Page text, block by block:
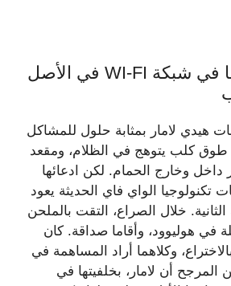
كانت مساهمتها في شبكة WI-FI في الأصل
هيدي لامار بمثابة حلول للمشاكل
طوق كلب يتوهج في الظلام، ومقعد
وخارج الحمام. لكن ادعائها
تكنولوجيا الواي فاي الحديثة يعود
الثانية. خلال الصراع، التقت بالملحن
في هوليوود، وأقاما صداقة. كان
وكلاهما أراد المساهمة في
المرجح أن لامار، بخلفيتها في